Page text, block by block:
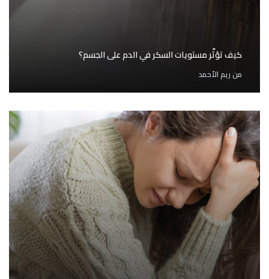
كيف تؤثّر مستويات السكر في الدم على الجسم؟
من ريم الأحمد